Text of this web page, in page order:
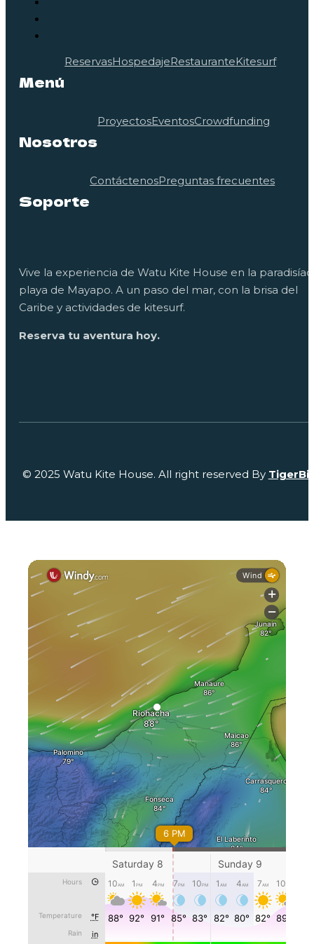
Menú
ReservasHospedajeRestauranteKitesurf
Nosotros
ProyectosEventosCrowdfunding
Soporte
ContáctenosPreguntas frecuentes
Vive la experiencia de Watu Kite House en la
playa de Mayapo. A un paso del mar, con la brisa del
Caribe y actividades de kitesurf.
Reserva tu aventura hoy.
© 2025 Watu Kite House. All right reserved By